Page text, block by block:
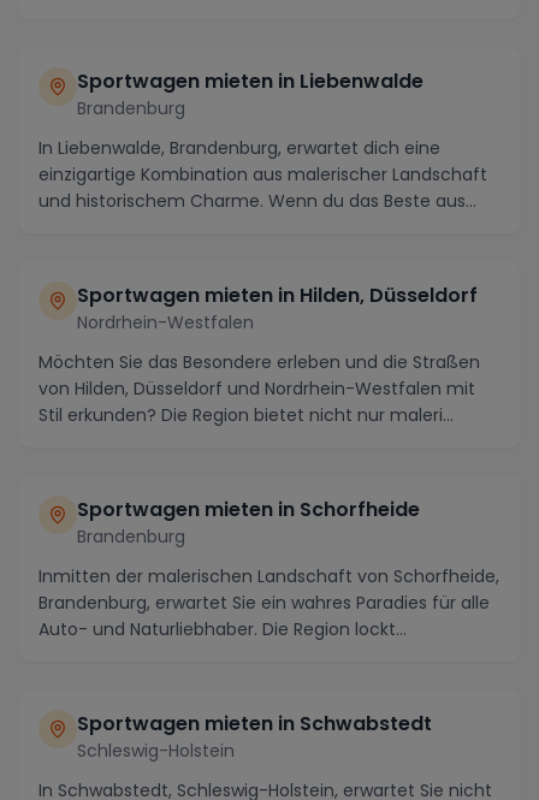
Sportwagen mieten in Liebenwalde
Brandenburg
In Liebenwalde, Brandenburg, erwartet dich eine
einzigartige Kombination aus malerischer Landschaft
und historischem Charme. Wenn du das Beste aus
Sportwagen mieten in Hilden, Düsseldorf
Nordrhein-Westfalen
Möchten Sie das Besondere erleben und die Straßen
von Hilden, Düsseldorf und Nordrhein-Westfalen mit
Stil erkunden? Die Region bietet nicht nur maleri...
Sportwagen mieten in Schorfheide
Brandenburg
Inmitten der malerischen Landschaft von Schorfheide,
Brandenburg, erwartet Sie ein wahres Paradies für alle
Auto- und Naturliebhaber. Die Region lockt...
Sportwagen mieten in Schwabstedt
Schleswig-Holstein
In Schwabstedt, Schleswig-Holstein, erwartet Sie nicht